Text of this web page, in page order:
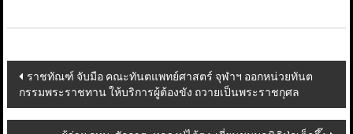
Post
navigation
ราชทัณฑ์ จับมือ คณะทันตแพทย์ศาสตร์ จุฬาฯ ออกหน่วยทันต
กรรมพระราชทาน ให้บริการผู้ต้องขัง ถวายเป็นพระราชกุศล